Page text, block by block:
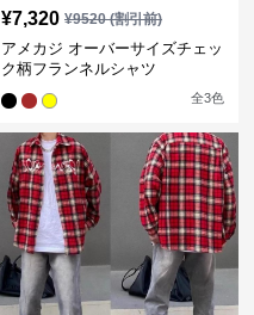
¥7,320 ¥9520(割引前)
アメカジ オーバーサイズチェッ
ク柄フランネルシャツ
全3色